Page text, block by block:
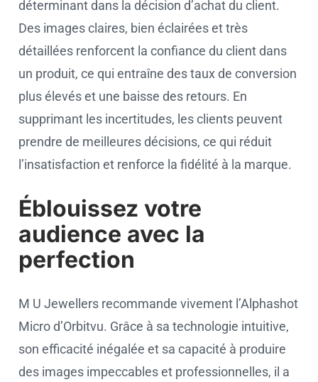
déterminant dans la décision d’achat du client.
Des images claires, bien éclairées et très
détaillées renforcent la confiance du client dans
un produit, ce qui entraîne des taux de conversion
plus élevés et une baisse des retours. En
supprimant les incertitudes, les clients peuvent
prendre de meilleures décisions, ce qui réduit
l’insatisfaction et renforce la fidélité à la marque.
Éblouissez votre
audience avec la
perfection
M U Jewellers recommande vivement l’Alphashot
Micro d’Orbitvu. Grâce à sa technologie intuitive,
son efficacité inégalée et sa capacité à produire
des images impeccables et professionnelles, il a